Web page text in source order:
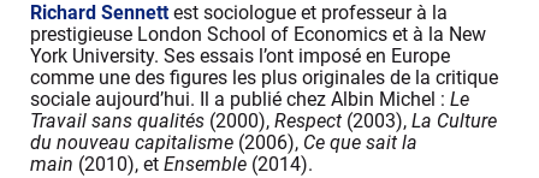
Richard Sennett est sociologue et professeur à la
prestigieuse London School of Economics et à la New
York University. Ses essais l’ont imposé en Europe
comme une des figures les plus originales de la critique
sociale aujourd’hui. Il a publié chez Albin Michel :Le
Travail sans qualités (2000),Respect (2003),La Culture
du nouveau capitalisme (2006), Ce que sait la
main (2010), etEnsemble (2014).